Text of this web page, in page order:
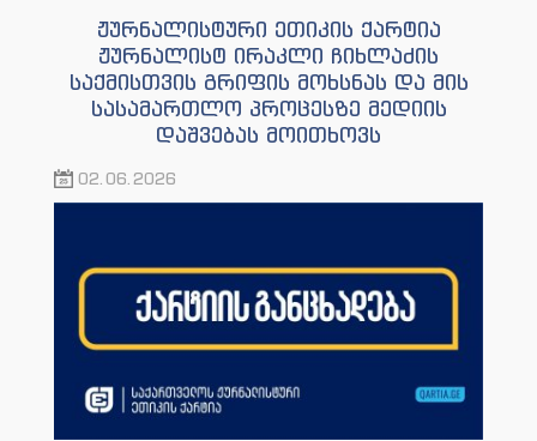
ჟურნალისტური ეთიკის ქარტია
ჟურნალისტ ირაკლი ჩიხლაძის
საქმისთვის გრიფის მოხსნას და მის
სასამართლო პროცესზე მედიის
დაშვებას მოითხოვს
02.06.2026